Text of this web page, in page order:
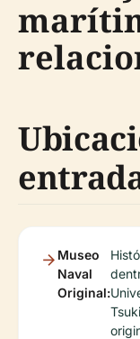
Museo
Naval
Original: